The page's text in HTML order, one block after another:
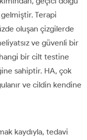
Terapi
oluşan çizgilerde
ve güvenli bir
bir cilt testine
sahiptir. HA, çok
ve cildin kendine
kaydıyla, tedavi